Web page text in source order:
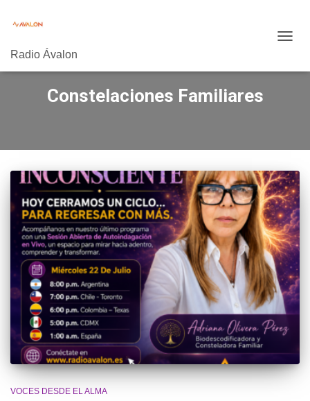
Radio Ávalon
DE
Constelaciones Familiares
VOCES DESDE EL ALMA